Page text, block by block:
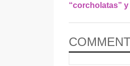
“corcholatas”